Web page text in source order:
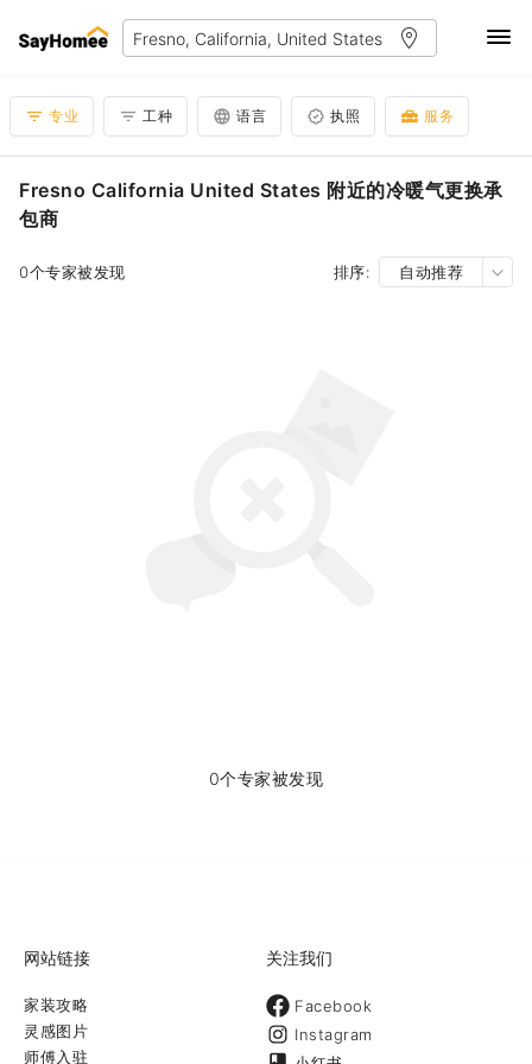
专业 工种 语言 执照 服务
Fresno California United States 附近的冷暖气更换承
包商
0个专家被发现 排序: 自动推荐
0个专家被发现
网站链接
家装攻略
灵感图片
师傅入驻
关注我们
Facebook
Instagram